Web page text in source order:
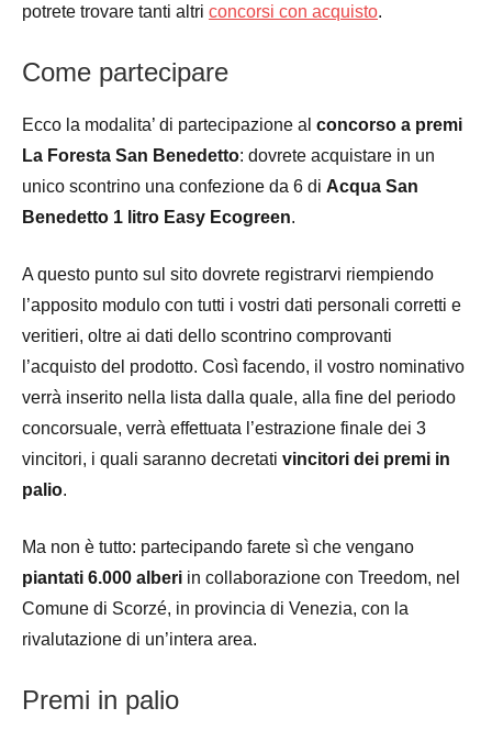
potrete trovare tanti altri concorsi con acquisto.
Come partecipare
Ecco la modalita’ di partecipazione al concorso a premi
La Foresta San Benedetto: dovrete acquistare in un
unico scontrino una confezione da 6 di Acqua San
Benedetto 1 litro Easy Ecogreen.
A questo punto sul sito dovrete registrarvi riempiendo
l’apposito modulo con tutti i vostri dati personali corretti e
veritieri, oltre ai dati dello scontrino comprovanti
l’acquisto del prodotto. Così facendo, il vostro nominativo
verrà inserito nella lista dalla quale, alla fine del periodo
concorsuale, verrà effettuata l’estrazione finale dei 3
vincitori, i quali saranno decretati vincitori dei premi in
palio.
Ma non è tutto: partecipando farete sì che vengano
piantati 6.000 alberi in collaborazione con Treedom, nel
Comune di Scorzé, in provincia di Venezia, con la
rivalutazione di un’intera area.
Premi in palio